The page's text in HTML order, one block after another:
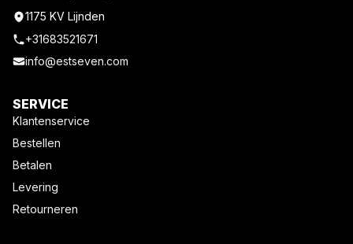
1175 KV Lijnden
+31683521671
info@estseven.com
SERVICE
Klantenservice
Bestellen
Betalen
Levering
Retourneren